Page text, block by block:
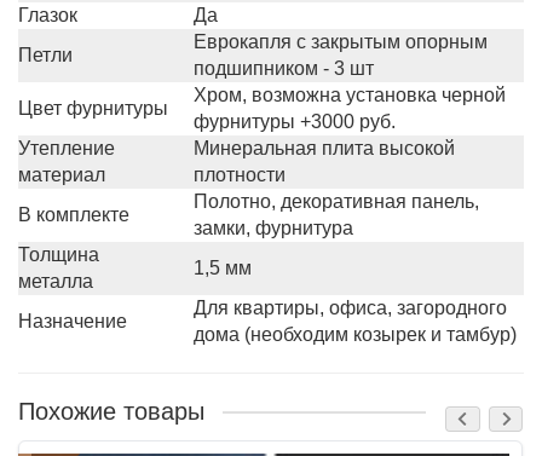
Глазок
Да
Петли
Еврокапля с закрытым опорным
подшипником - 3 шт
Цвет фурнитуры
Хром, возможна установка черной
фурнитуры +3000 руб.
Утепление
материал
Минеральная плита высокой
плотности
В комплекте
Полотно, декоративная панель,
замки, фурнитура
Толщина
металла
1,5 мм
Назначение
Для квартиры, офиса, загородного
дома (необходим козырек и тамбур)
Похожие товары